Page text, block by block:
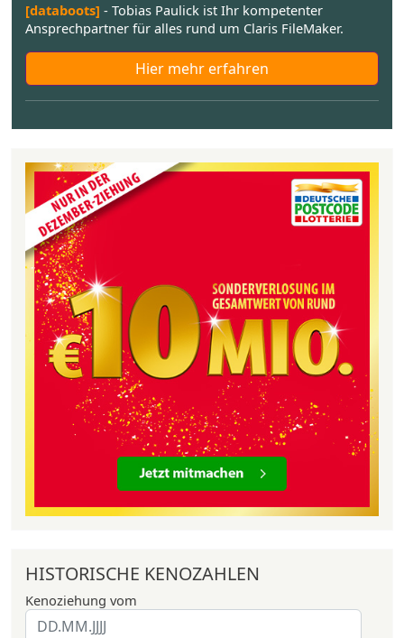
[databoots] - Tobias Paulick ist Ihr kompetenter
Ansprechpartner für alles rund um Claris FileMaker.
Hier mehr erfahren
HISTORISCHE KENOZAHLEN
Kenoziehung vom